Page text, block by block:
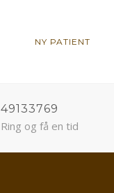
NY PATIENT
49133769
Ring og få en tid